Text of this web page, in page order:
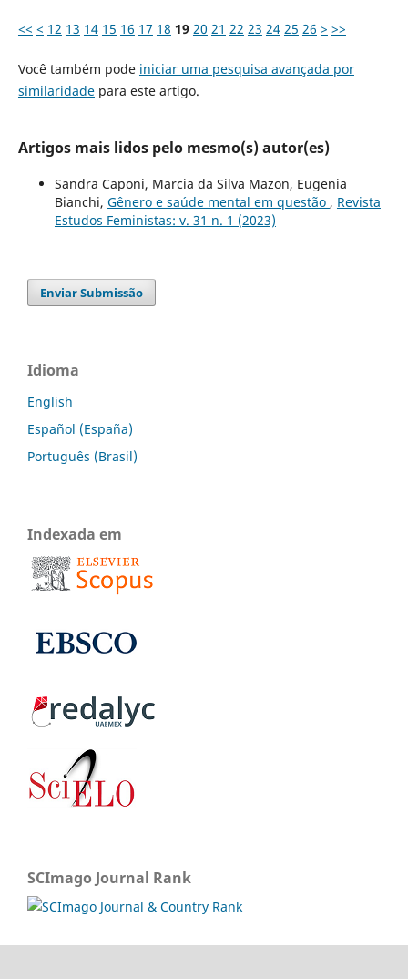
<< < 12 13 14 15 16 17 18 19 20 21 22 23 24 25 26 > >>
Você também pode iniciar uma pesquisa avançada por
similaridadepara este artigo.
Artigos mais lidos pelo mesmo(s) autor(es)
Sandra Caponi, Marcia da Silva Mazon, Eugenia
Bianchi, Gênero e saúde mental em questão , Revista
Estudos Feministas: v. 31 n. 1 (2023)
Enviar Submissão
Idioma
English
Español (España)
Português (Brasil)
Indexada em
SCImago Journal Rank